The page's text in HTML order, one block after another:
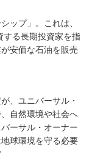
ップ」。これは、
する長期投資家を指
安価な石油を販売
、ユニバーサル・
自然環境や社会へ
ーサル・オーナー
球環境を守る必要